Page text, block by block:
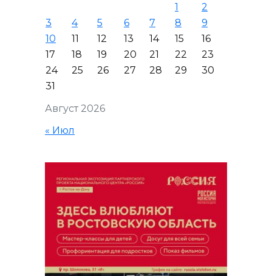
Август 2026
1
2
3
4 5 6 7 8
9
10
11 12 13 14 15
16
17
18 19 20 21 22
23
24
25 26 27 28 29
30
31
« Июл